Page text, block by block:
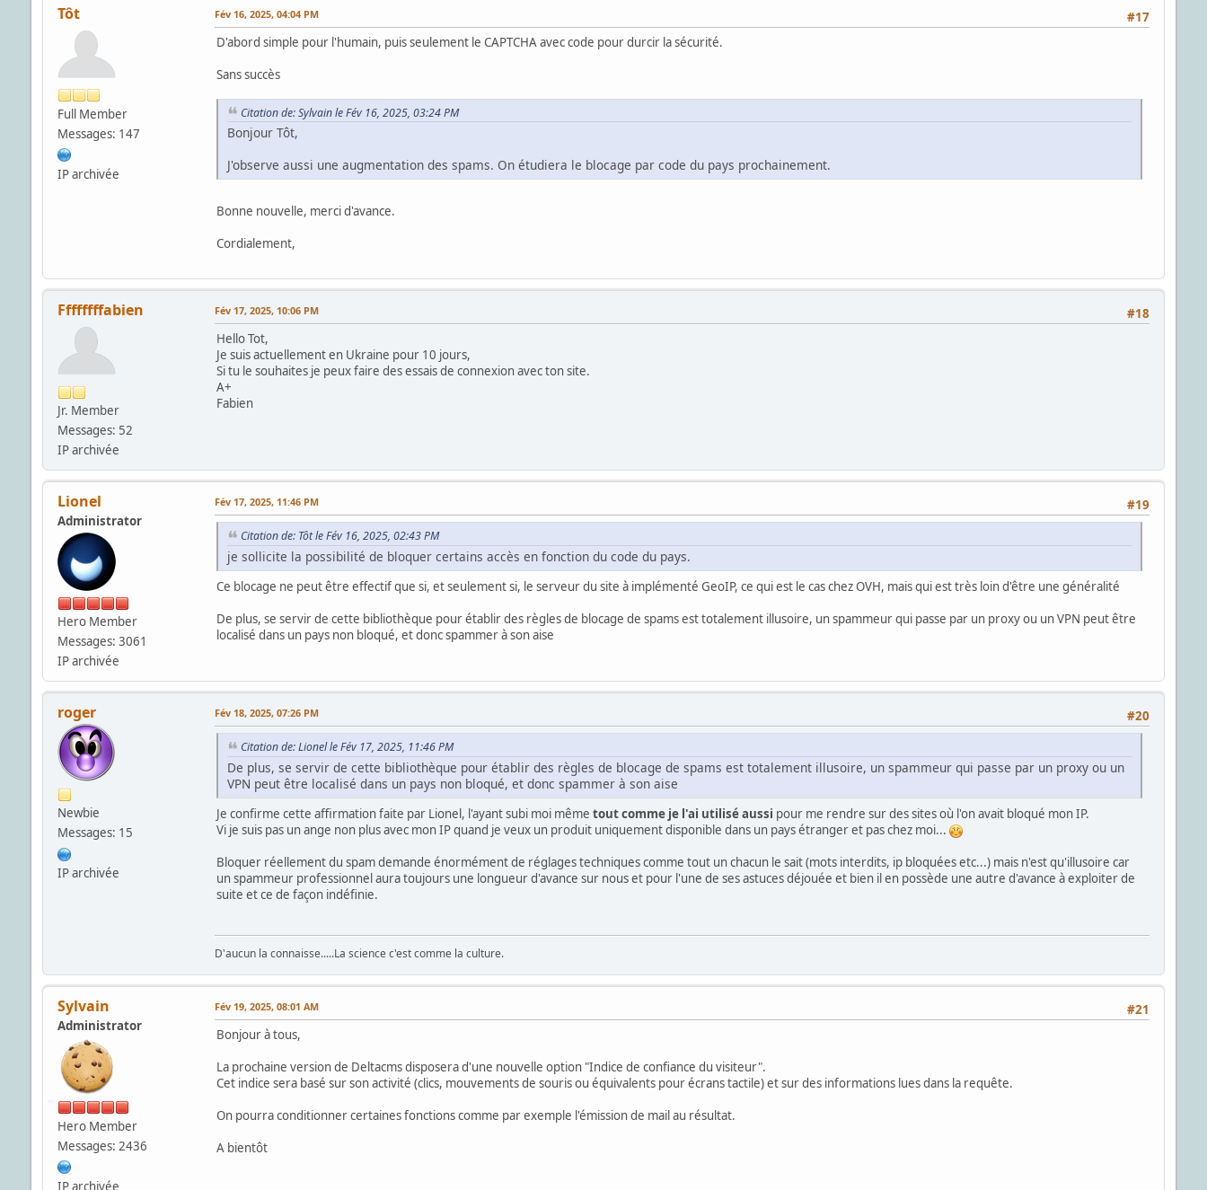
Tôt
Full Member
Messages: 147
IP archivée
#17
Fév 16, 2025, 04:04 PM
D'abord simple pour l'humain, puis seulement le CAPTCHA avec code pour durcir la sécurité.
Sans succès
Citation de: Sylvain le Fév 16, 2025, 03:24 PM
Bonjour Tôt,
J'observe aussi une augmentation des spams. On étudiera le blocage par code du pays prochainement.
Bonne nouvelle, merci d'avance.
Cordialement,
Ffffffffabien
Jr. Member
Messages: 52
IP archivée
#18
Fév 17, 2025, 10:06 PM
Hello Tot,
Je suis actuellement en Ukraine pour 10 jours,
Si tu le souhaites je peux faire des essais de connexion avec ton site.
A+
Fabien
Lionel
Administrator
Hero Member
Messages: 3061
IP archivée
#19
Fév 17, 2025, 11:46 PM
Citation de: Tôt le Fév 16, 2025, 02:43 PM
je sollicite la possibilité de bloquer certains accès en fonction du code du pays.
Ce blocage ne peut être effectif que si, et seulement si, le serveur du site à implémenté GeoIP, ce qui est le cas chez OVH, mais qui est très loin d'être une généralité
De plus, se servir de cette bibliothèque pour établir des règles de blocage de spams est totalement illusoire, un spammeur qui passe par un proxy ou un VPN peut être
localisé dans un pays non bloqué, et donc spammer à son aise
roger
Newbie
Messages: 15
IP archivée
#20
Fév 18, 2025, 07:26 PM
Citation de: Lionel le Fév 17, 2025, 11:46 PM
De plus, se servir de cette bibliothèque pour établir des règles de blocage de spams est totalement illusoire, un spammeur qui passe par un proxy ou un
VPN peut être localisé dans un pays non bloqué, et donc spammer à son aise
Je confirme cette affirmation faite par Lionel, l'ayant subi moi même tout comme je l'ai utilisé aussi pour me rendre sur des sites où l'on avait bloqué mon IP.
Vi je suis pas un ange non plus avec mon IP quand je veux un produit uniquement disponible dans un pays étranger et pas chez moi...
Bloquer réellement du spam demande énormément de réglages techniques comme tout un chacun le sait (mots interdits, ip bloquées etc...) mais n'est qu'illusoire car
un spammeur professionnel aura toujours une longueur d'avance sur nous et pour l'une de ses astuces déjouée et bien il en possède une autre d'avance à exploiter de
suite et ce de façon indéfinie.
D'aucun la connaisse.....La science c'est comme la culture.
Sylvain
Administrator
Hero Member
Messages: 2436
IP archivée
#21
Fév 19, 2025, 08:01 AM
Bonjour à tous,
La prochaine version de Deltacms disposera d'une nouvelle option "Indice de confiance du visiteur".
Cet indice sera basé sur son activité (clics, mouvements de souris ou équivalents pour écrans tactile) et sur des informations lues dans la requête.
On pourra conditionner certaines fonctions comme par exemple l'émission de mail au résultat.
A bientôt